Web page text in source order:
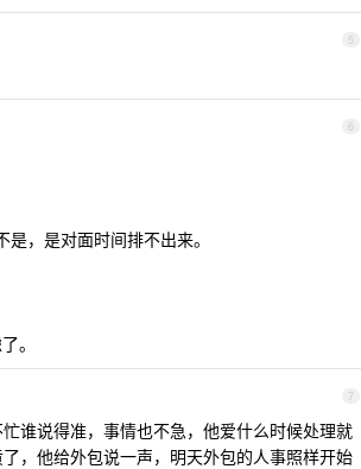
5
6
，是对面时间排不出来。
。
7
谁说得准，事情也不急，他爱什么时候处理就
，他给外包说一声，明天外包的人事照样开始